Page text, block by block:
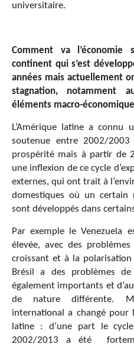
universitaire.
Comment va l’économie
continent qui s’est
années mais actuellement
stagnation, notamment
éléments macro-
L’Amérique latine a connu
soutenue entre 2002/
prospérité mais à partir de
une inflexion de ce cycle
externes, qui ont trait à
domestiques où un certain
sont développés dans
Par exemple le Venezuela
élevée, avec des
croissant et à la
Brésil a des problèmes
également importants et
de nature différente.
international a changé pour
latine : d’une part le
2002/2013 a été